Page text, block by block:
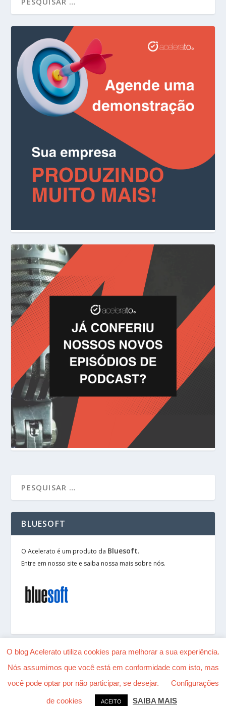
BLUESOFT
O Acelerato é um produto da Bluesoft.
Entre em nosso site e saiba nossa mais sobre nós.
Desenhado porElegant Themes| Alimentado por
O blog Acelerato utiliza cookies para melhorar a sua experiência.
Nós assumimos que você está em conformidade com isto, mas
você pode optar por não participar, se desejar.
Configurações
de cookies ACEITO SAIBA MAIS